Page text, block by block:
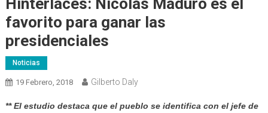
Hinterlaces: Nicolás Maduro es el
favorito para ganar las
presidenciales
Noticias
19 Febrero, 2018 Gilberto Daly
** El estudio destaca que el pueblo se identifica con el jefe de